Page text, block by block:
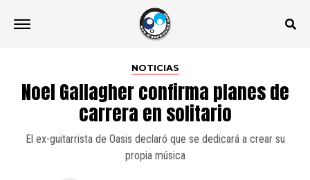
NOTICIAS
Noel Gallagher confirma planes de
carrera en solitario
El ex-guitarrista de Oasis declaró que se dedicará a crear su
propia música